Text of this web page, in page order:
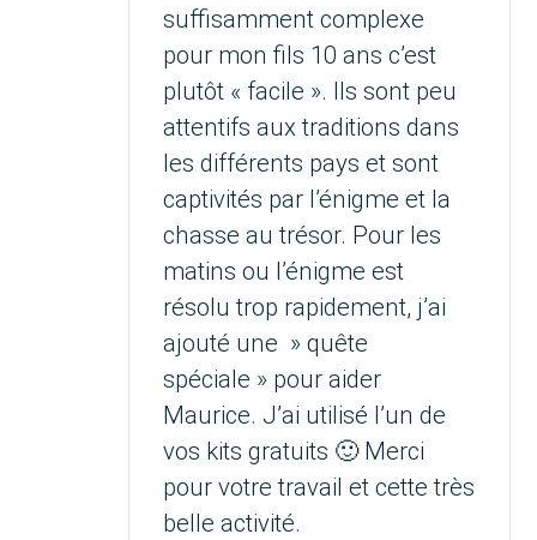
suffisamment complexe
pour mon fils 10 ans c’est
plutôt « facile ». Ils sont peu
attentifs aux traditions dans
les différents pays et sont
captivités par l’énigme et la
chasse au trésor. Pour les
matins ou l’énigme est
résolu trop rapidement, j’ai
ajouté une » quête
spéciale » pour aider
Maurice. J’ai utilisé l’un de
vos kits gratuits 🙂 Merci
pour votre travail et cette très
belle activité.